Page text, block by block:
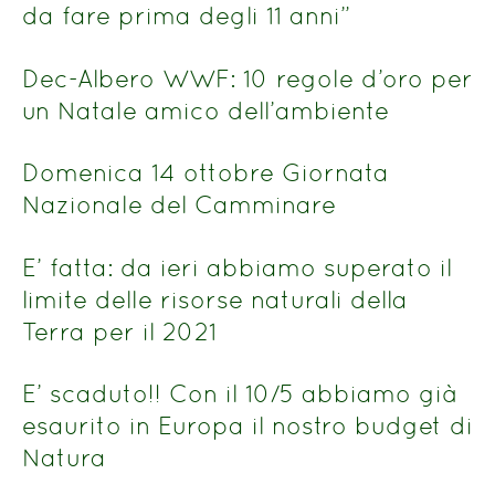
da fare prima degli 11 anni”
Dec-Albero WWF: 10 regole d’oro per
un Natale amico dell’ambiente
Domenica 14 ottobre Giornata
Nazionale del Camminare
E’ fatta: da ieri abbiamo superato il
limite delle risorse naturali della
Terra per il 2021
E’ scaduto!! Con il 10/5 abbiamo già
esaurito in Europa il nostro budget di
Natura